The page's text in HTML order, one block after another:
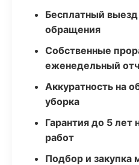
Бесплатный
обращения
Собственные
еженедельный
Аккуратность на
уборка
Гарантия до 5 лет
работ
Подбор и закупка